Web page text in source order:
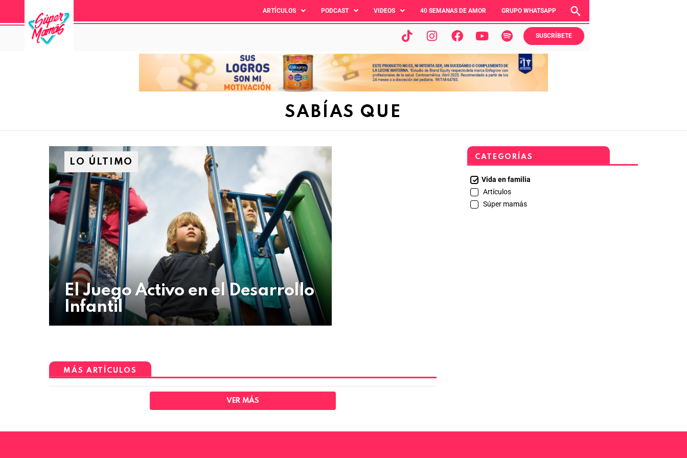
ARTÍCULOS PODCAST VIDEOS 40 SEMANAS DE AMOR GRUPO WHATSAPP
SUSCRÍBETE
SABÍAS QUE
LO ÚLTIMO
El Juego Activo en el Desarrollo
Infantil
MÁS ARTÍCULOS
VER MÁS
CATEGORÍAS
Vida en familia
Artículos
Súper mamás